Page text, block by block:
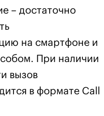
– достаточно
на смартфоне и
При наличии
вызов
в формате Call